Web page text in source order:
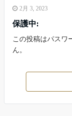
2月 3, 2023
保護中:
この投稿はパスワ
ん。